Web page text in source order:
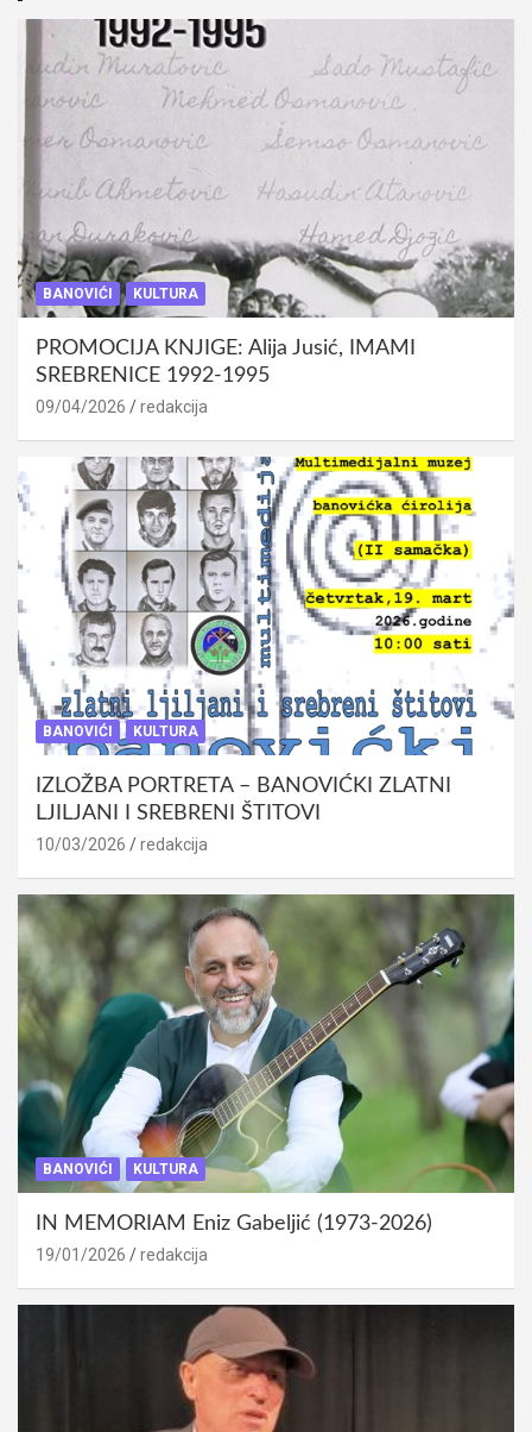
BANOVIĆI KULTURA
PROMOCIJA KNJIGE: Alija Jusić, IMAMI
SREBRENICE 1992-1995
09/04/2026 redakcija
BANOVIĆI KULTURA
IZLOŽBA PORTRETA – BANOVIĆKI ZLATNI
LJILJANI I SREBRENI ŠTITOVI
10/03/2026 redakcija
BANOVIĆI KULTURA
IN MEMORIAM Eniz Gabeljić (1973-2026)
19/01/2026 redakcija